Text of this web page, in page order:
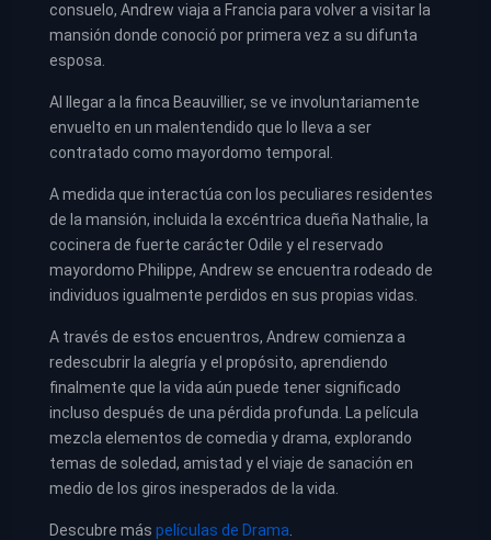
consuelo, Andrew viaja a Francia para volver a visitar la
mansión donde conoció por primera vez a su difunta
esposa.
Al llegar a la finca Beauvillier, se ve involuntariamente
envuelto en un malentendido que lo lleva a ser
contratado como mayordomo temporal.
A medida que interactúa con los peculiares residentes
de la mansión, incluida la excéntrica dueña Nathalie, la
cocinera de fuerte carácter Odile y el reservado
mayordomo Philippe, Andrew se encuentra rodeado de
individuos igualmente perdidos en sus propias vidas.
A través de estos encuentros, Andrew comienza a
redescubrir la alegría y el propósito, aprendiendo
finalmente que la vida aún puede tener significado
incluso después de una pérdida profunda. La película
mezcla elementos de comedia y drama, explorando
temas de soledad, amistad y el viaje de sanación en
medio de los giros inesperados de la vida.
Descubre más películas de Drama